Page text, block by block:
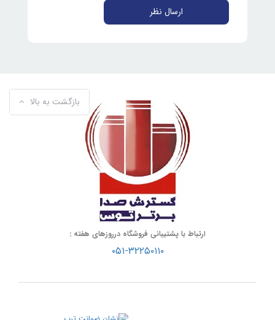
ارسال نظر
بازگشت به بالا
ارتباط با پشتیبانی فروشگاه درروزهای هفته :
۰۵۱-۳۲۲۵۰۱۱۰